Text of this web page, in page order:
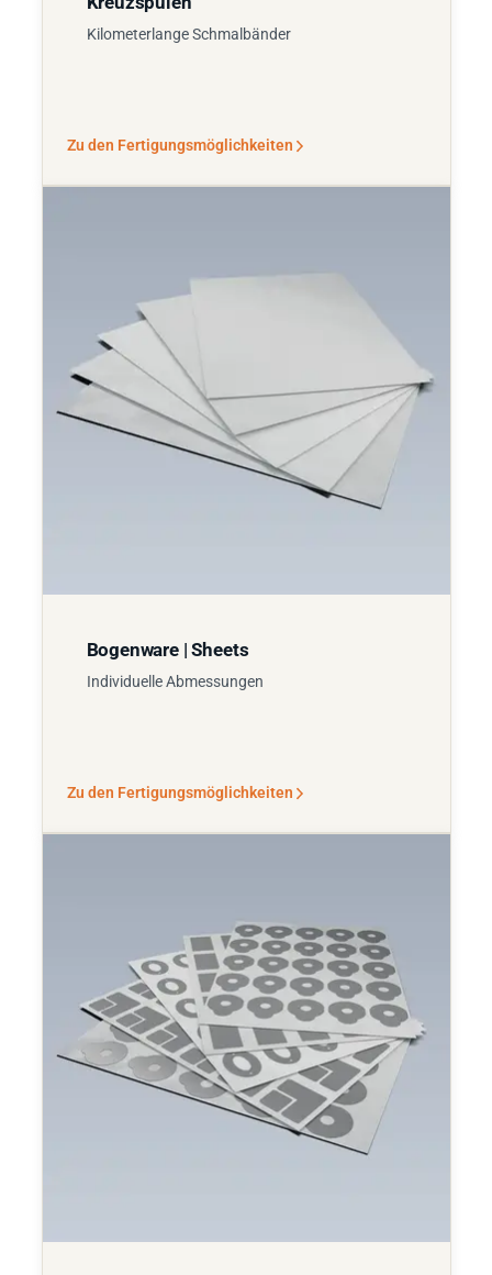
Kilometerlange Schmalbänder
Zu den Fertigungsmöglichkeiten
Bogenware | Sheets
Individuelle Abmessungen
Zu den Fertigungsmöglichkeiten